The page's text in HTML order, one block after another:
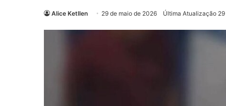
Alice Ketllen 29 de maio de 2026 Última Atualização